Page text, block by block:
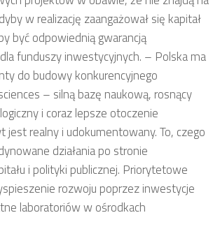
w realizację zaangażował się kapitał
być odpowiednią gwarancją
funduszy inwestycyjnych. – Polska ma
do budowy konkurencyjnego
– silną bazę naukową, rosnący
i coraz lepsze otoczenie
jest realny i udokumentowany. To, czego
działania po stronie
i polityki publicznej. Priorytetowe
rozwoju poprzez inwestycje
laboratoriów w ośrodkach